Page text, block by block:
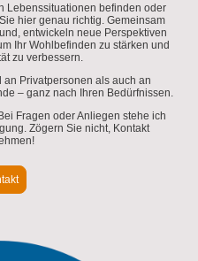
Lebenssituationen befinden oder
hier genau richtig. Gemeinsam
entwickeln neue Perspektiven
Ihr Wohlbefinden zu stärken und
zu verbessern.
an Privatpersonen als auch an
– ganz nach Ihren Bedürfnissen.
Fragen oder Anliegen stehe ich
Zögern Sie nicht, Kontakt